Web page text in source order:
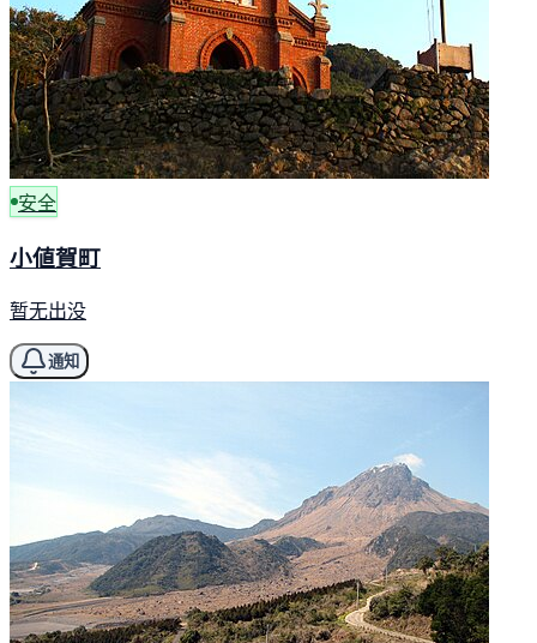
安全
小値賀町
暂无出没
通知